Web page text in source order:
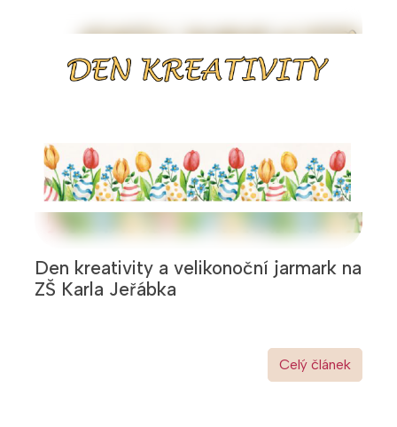
Den kreativity a velikonoční jarmark na
ZŠ Karla Jeřábka
Celý článek